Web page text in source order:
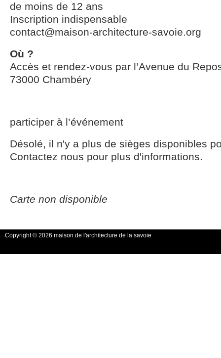
de moins de 12 ans
Inscription indispensable
contact@maison-architecture-savoie.org
Où ?
Accès et rendez-vous par l’Avenue du
73000 Chambéry
participer à l’événement
Désolé, il n'y a plus de sièges disponibles
Contactez nous pour plus d'informations.
Carte non disponible
Copyright © 2026 maison de l'architecture de la savoie